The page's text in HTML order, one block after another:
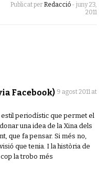
Publicat per Redacció - juny 23,
2011
Facebook) 9 agost 2011 at
estil periodístic que permet el
una idea de la Xina dels
que fa pensar. Si més no,
que tenia. I la història de
la trobo més